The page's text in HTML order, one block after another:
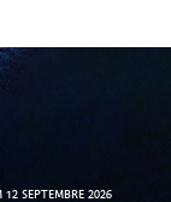
12 SEPTEMBRE 2026